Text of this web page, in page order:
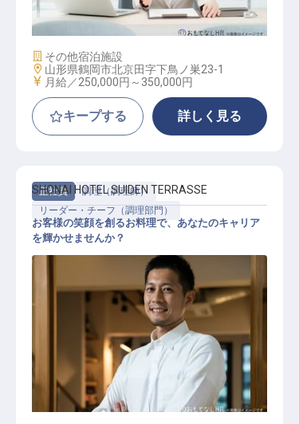
施設業態
その他宿泊施設
勤務地
山形県鶴岡市北京田字下鳥ノ巣23-1
給与
月給／250,000円～ 350,000円
キープする 詳しく見る
正社員
調理（調理師）
リーダー・チーフ（調理部門）
調理リーダー
SHONAI HOTEL SUIDEN TERRASSE
お客様の笑顔を創るお料理で、あなたのキャリア
を輝かせませんか？